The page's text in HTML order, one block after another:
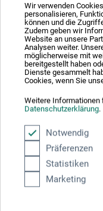
Wir verwenden
personalisieren,
können und die
Zudem geben wir
Website an unsere
Analysen weiter.
möglicherweise mit
bereitgestellt haben
Dienste gesammelt
Cookies, wenn Sie
Weitere Informationen
Datenschutzerklärung.
Notwendig
Präferenzen
Statistiken
Marketing
Phoebe
Cartons de